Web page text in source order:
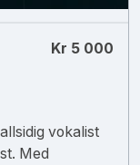
Kr 5 000
vokalist
Med